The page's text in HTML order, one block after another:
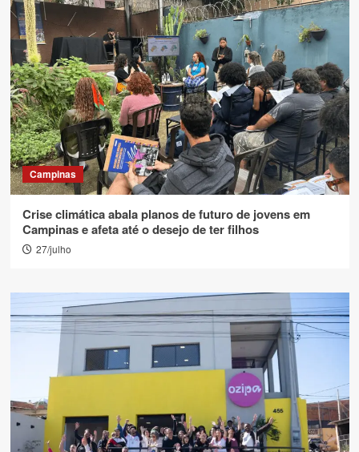
Campinas
Crise climática abala planos de futuro de jovens em
Campinas e afeta até o desejo de ter filhos
27/julho